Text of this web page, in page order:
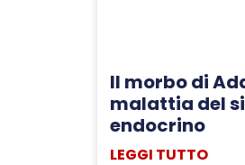
Il morbo di
malattia del
endocrino
LEGGI TUTTO